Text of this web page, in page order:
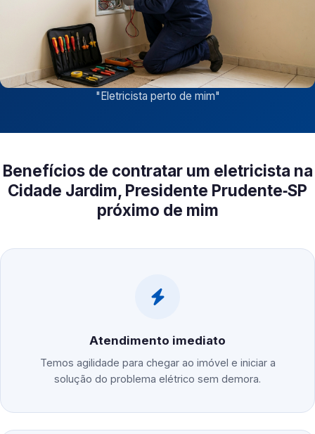
"Eletricista perto de mim"
Benefícios de contratar um eletricista na
Cidade Jardim, Presidente Prudente‑SP
próximo de mim
Atendimento imediato
Temos agilidade para chegar ao imóvel e iniciar a
solução do problema elétrico sem demora.